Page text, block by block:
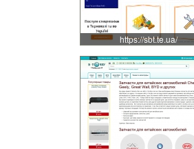
https://sbt.te.ua/